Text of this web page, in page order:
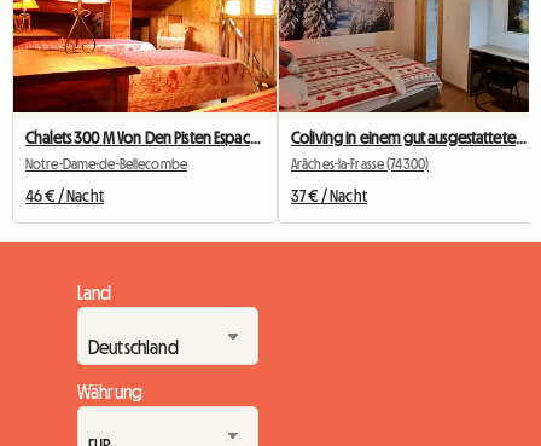
Chalets 300 M Von Den Pisten Espace Diamant
Notre-Dame-de-Bellecombe
46 € / Nacht
Coliving in einem gut ausgestatteten 85m2 Chalet
Arâches-la-Frasse (74300)
37 € / Nacht
Land
Währung